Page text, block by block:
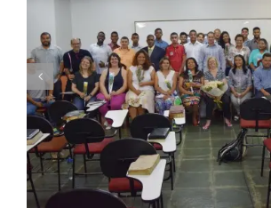
Seminário Nacional ITEJ
Turma